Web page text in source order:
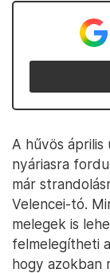
A hűvös április
nyáriasra
már
Velencei-tó.
melegek is
felmelegítheti
hogy azokban